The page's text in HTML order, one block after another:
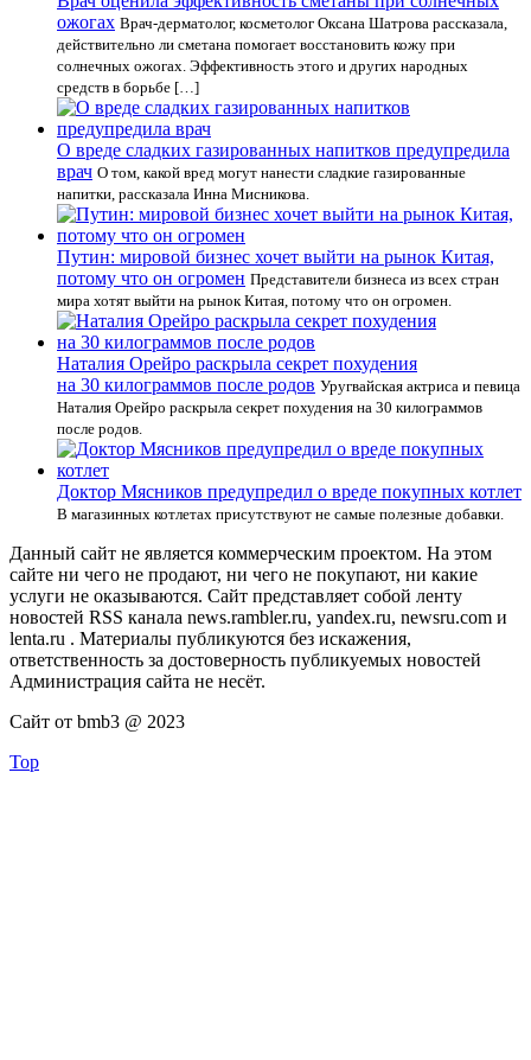
ожогах Врач-дерматолог, косметолог Оксана Шатрова рассказала,
действительно ли сметана помогает восстановить кожу при
солнечных ожогах. Эффективность этого и других народных
средств в борьбе […]
О вреде сладких газированных напитков предупредила
врач О том, какой вред могут нанести сладкие газированные
напитки, рассказала Инна Мисникова.
Путин: мировой бизнес хочет выйти на рынок Китая,
потому что он огромен Представители бизнеса из всех стран
мира хотят выйти на рынок Китая, потому что он огромен.
Наталия Орейро раскрыла секрет похудения
на 30 килограммов после родов Уругвайская актриса и певица
Наталия Орейро раскрыла секрет похудения на 30 килограммов
после родов.
Доктор Мясников предупредил о вреде покупных котлет
В магазинных котлетах присутствуют не самые полезные добавки.
Данный сайт не является коммерческим проектом. На этом
сайте ни чего не продают, ни чего не покупают, ни какие
услуги не оказываются. Сайт представляет собой ленту
новостей RSS канала news.rambler.ru, yandex.ru, newsru.com и
lenta.ru . Материалы публикуются без искажения,
ответственность за достоверность публикуемых новостей
Администрация сайта не несёт.
Сайт от bmb3 @ 2023
Top